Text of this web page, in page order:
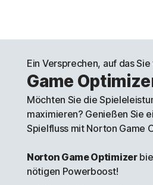
Ein Versprechen, auf das
Game
Möchten Sie die
maximieren? Genießen Sie
Spielfluss mit Norton Game
Norton Game Optimizer
nötigen Powerboost!